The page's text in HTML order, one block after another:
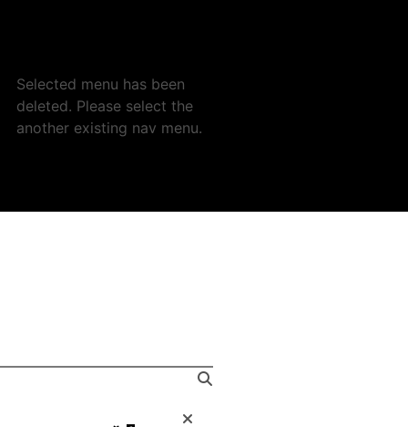
Selected menu has been
deleted. Please select the
another existing nav menu.